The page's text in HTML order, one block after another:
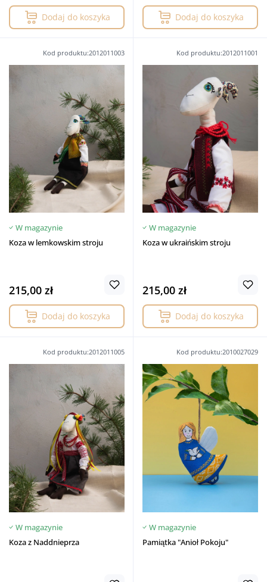
Dodaj do koszyka Dodaj do koszyka
Kod produktu:2012011003
W magazynie
Koza w lemkowskim stroju
215,00 zł
Dodaj do koszyka
Kod produktu:2012011001
W magazynie
Koza w ukraińskim stroju
215,00 zł
Dodaj do koszyka
Kod produktu:2012011005
W magazynie
Koza z Naddnieprza
Kod produktu:2010027029
W magazynie
Pamiątka "Anioł Pokoju"